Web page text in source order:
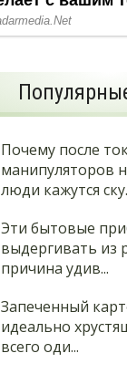
Почему после
манипуляторов
люди кажутся
Эти бытовые
выдергивать из
причина удив...
Запеченный
идеально
всего оди...